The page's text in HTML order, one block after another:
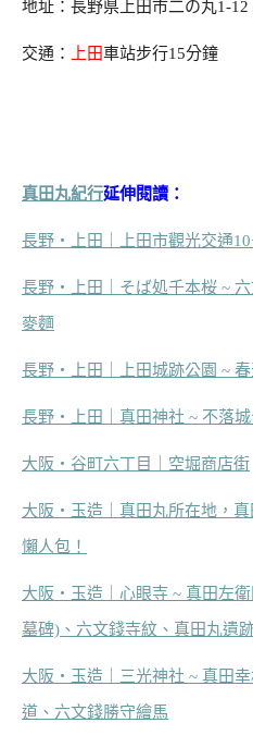
地址：長野県上田市二の丸1-
交通： 上田車站步行15分鐘
真田丸紀行延伸閱讀：
長野‧上田｜上田市觀光交通
長野‧上田｜そば処千本桜 ~
麥麵
長野‧上田｜上田城跡公園 ~
長野‧上田｜真田神社 ~ 不落
大阪‧谷町六丁目｜空堀商店街
大阪‧玉造｜真田丸所在地，
懶人包！
大阪‧玉造｜心眼寺 ~ 真田左
墓碑)、六文錢寺紋、真田丸遺
大阪‧玉造｜三光神社 ~ 真田
道、六文錢勝守繪馬